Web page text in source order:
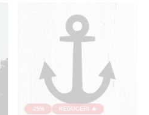
-25% REDUCERI 🔥